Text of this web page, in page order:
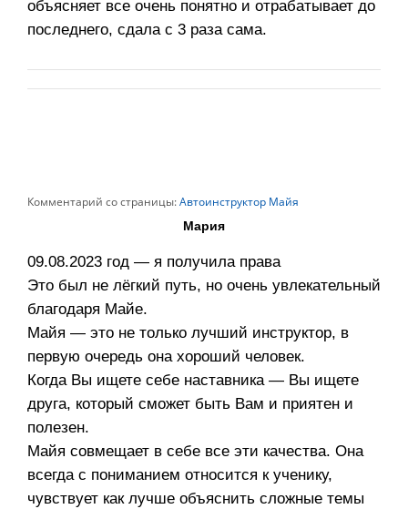
объясняет все очень понятно и отрабатывает до
последнего, сдала с 3 раза сама.
Комментарий со страницы:Автоинструктор Майя
Мария
09.08.2023 год — я получила права
Это был не лёгкий путь, но очень увлекательный
благодаря Майе.
Майя — это не только лучший инструктор, в
первую очередь она хороший человек.
Когда Вы ищете себе наставника — Вы ищете
друга, который сможет быть Вам и приятен и
полезен.
Майя совмещает в себе все эти качества. Она
всегда с пониманием относится к ученику,
чувствует как лучше объяснить сложные темы